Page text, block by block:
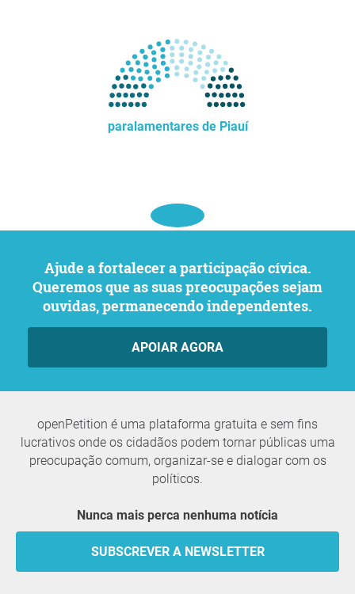
paralamentares de Piauí
Ajude a fortalecer a participação cívica.
Queremos que as suas preocupações sejam
ouvidas, permanecendo independentes.
APOIAR AGORA
openPetition é uma plataforma gratuita e sem fins
lucrativos onde os cidadãos podem tornar públicas uma
preocupação comum, organizar-se e dialogar com os
políticos.
Nunca mais perca nenhuma notícia
SUBSCREVER A NEWSLETTER